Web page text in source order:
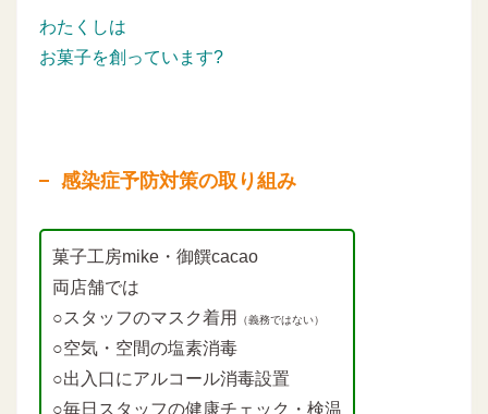
わたくしは
お菓子を創っています?
感染症予防対策の取り組み
菓子工房mike・御饌cacao
両店舗では
○スタッフのマスク着用
（義務ではない）
○空気・空間の塩素消毒
○出入口にアルコール消毒設置
○毎日スタッフの健康チェック・検温